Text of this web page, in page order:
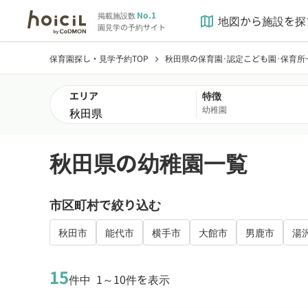
掲載施設数No.1
園見学の予約サイト map 地図から施設を
保育園探し・見学予約TOP chevron_right 秋田県の保育園･認定こども園･保育所
エリア 特徴
幼稚園
秋田県の幼稚園一覧
市区町村で絞り込む
秋田市 能代市 横手市 大館市 男鹿市 湯
15件中 1～10件を表示